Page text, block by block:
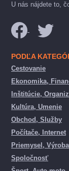
U nás nájdete to,
PODĽA
Cestovanie
Ekonomika,
Inštitúcie,
Kultúra, Umenie
Obchod, Služby
Počítače, Internet
Priemysel, Výroba
Spoločnosť